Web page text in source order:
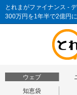
300万円を1年半で2億円
ウェブ
知恵袋